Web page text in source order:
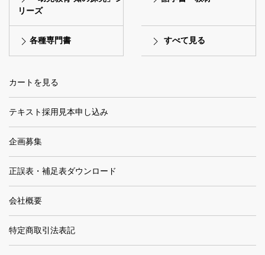
リーズ
各種専門書 すべて見る
カートを見る
テキスト採用見本申し込み
企画募集
正誤表・補足表ダウンロード
会社概要
特定商取引法表記